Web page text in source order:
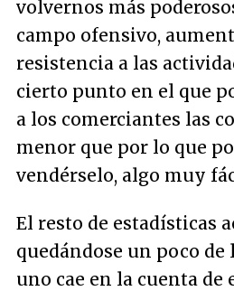
volvernos más
campo ofensivo,
resistencia a las
cierto punto en el que
a los comerciantes las
menor que por lo que
vendérselo, algo muy
El resto de estadísticas
quedándose un poco de
uno cae en la cuenta de